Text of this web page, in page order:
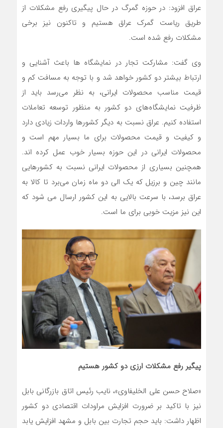
عراق افزود: در حوزه گمرگ در حال پیگیری رفع مشکلات از
طریق ریاست گمرک عراق هستیم و تاکنون نیز برخی
مشکلات رفع شده است.
وی گفت: مشارکت تجار در نمایشگاه ها باعث آشنایی و
ارتباط بیشتر دو کشور خواهد شد و با توجه به مسافت کم و
قیمت مناسب محصولات ایرانی، به نظر می‌رسد باید از
ظرفیت نمایشگاه‌های دو کشور به منظور توسعه تعاملات
استفاده کنیم. عراق نسبت به دیگر کشورها واردات زیادی دارد
و کیفیت و قیمت محصولات برای ما بسیار مهم است و
محصولات ایرانی در این حوزه بسیار خوب عمل کرده اند.
همچنین بسیاری از محصولات ایرانی نسبت به کشورهایی
مانند چین و برزیل که یک الی دو ماه زمان می‌برد تا کالا به
عراق برسد، با سرعت بالایی به این کشور ارسال می شود که
این نیز مزیت خوبی برای ما است.
پیگیر رفع مشکلات ارزی دو کشور هستیم
«صلاح حسن علی الخلیفاوی»، نایب رئیس اتاق بازرگانی بابل
نیز با تاکید بر ضرورت افزایش مراودات اقتصادی دو کشور
اظهار داشت: باید حجم تجارت بین بابل و مشهد افزایش یابد